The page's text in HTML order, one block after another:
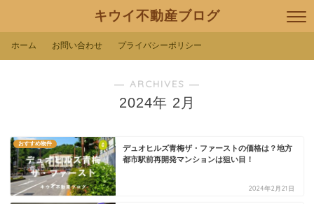
キウイ不動産ブログ
ホーム お問い合わせ プライバシーポリシー
― ARCHIVES ―
2024年 2月
おすすめ物件
デュオヒルズ青梅ザ・ファーストの価格は？地方
都市駅前再開発マンションは狙い目！
2024年2月21日